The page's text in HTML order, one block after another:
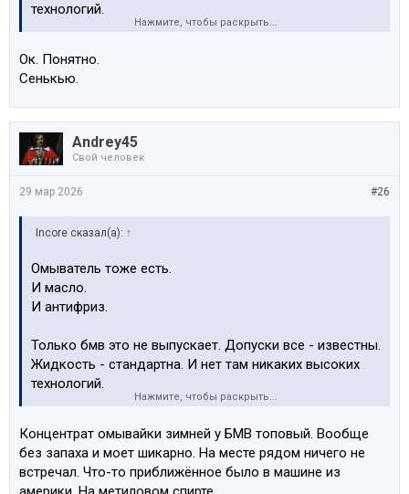
технологий.
будешь как дурак прыгать, там в горловины особый
клапан еще есть.
Нажмите, чтобы раскрыть...
Ок. Понятно.
Сенькью.
Andrey45
Свой человек
#26
29 мар 2026
Incore сказал(а): ↑
Омыватель тоже есть.
И масло.
И антифриз.
Только бмв это не выпускает. Допуски все - известны.
Жидкость - стандартна. И нет там никаких высоких
технологий.
будешь как дурак прыгать, там в горловины особый
клапан еще есть.
Нажмите, чтобы раскрыть...
Концентрат омывайки зимней у БМВ топовый. Вообще
без запаха и моет шикарно. На месте рядом ничего не
встречал. Что-то приближённое было в машине из